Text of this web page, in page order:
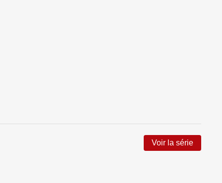
Voir la série